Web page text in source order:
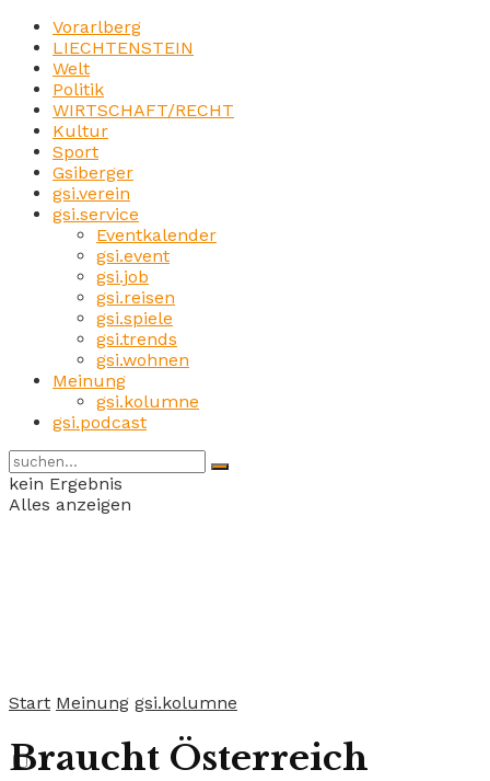
Vorarlberg
LIECHTENSTEIN
Welt
Politik
WIRTSCHAFT/RECHT
Kultur
Sport
Gsiberger
gsi.verein
gsi.service
Eventkalender
gsi.event
gsi.job
gsi.reisen
gsi.spiele
gsi.trends
gsi.wohnen
Meinung
gsi.kolumne
gsi.podcast
kein Ergebnis
Alles anzeigen
Start Meinung gsi.kolumne
Braucht Österreich